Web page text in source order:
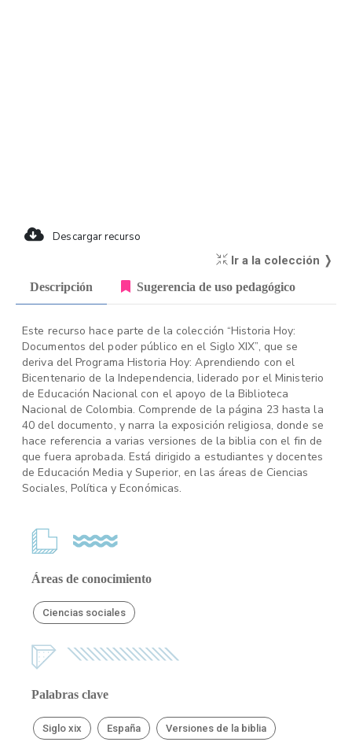
Descargar recurso
Ir a la colección ❭
Descripción Sugerencia de uso pedagógico
Este recurso hace parte de la colección “Historia Hoy:
Documentos del poder público en el Siglo XIX”, que se
deriva del Programa Historia Hoy: Aprendiendo con el
Bicentenario de la Independencia, liderado por el Ministerio
de Educación Nacional con el apoyo de la Biblioteca
Nacional de Colombia. Comprende de la página 23 hasta la
40 del documento, y narra la exposición religiosa, donde se
hace referencia a varias versiones de la biblia con el fin de
que fuera aprobada. Está dirigido a estudiantes y docentes
de Educación Media y Superior, en las áreas de Ciencias
Sociales, Política y Económicas.
Áreas de conocimiento
Ciencias sociales
Palabras clave
Siglo xix España Versiones de la biblia